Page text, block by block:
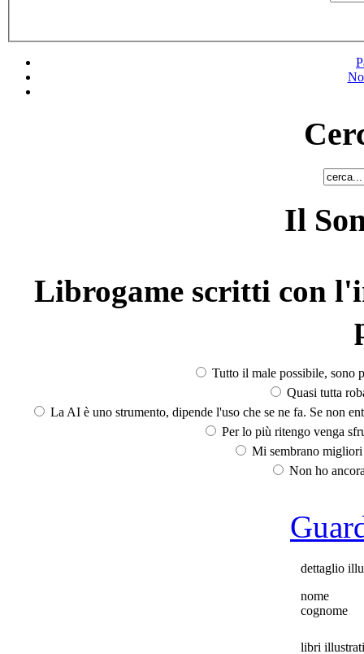
Il
Librogame scritti con
Tutto il male possibile, sono
Quasi tutta
La AI è uno strumento, dipende l'uso che se ne fa. Se non
Per lo più ritengo venga
Mi sembrano
Non ho
dettaglio
nome
cognome
libri illustrati